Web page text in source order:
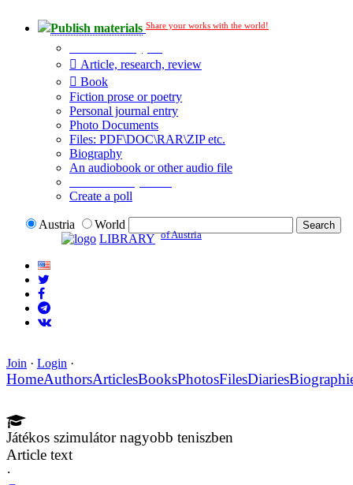
Publish materials Share your works with the world!
Article, research, review
Book
Fiction prose or poetry
Personal journal entry
Photo Documents
Files: PDF\DOC\RAR\ZIP etc.
Biography
An audiobook or other audio file
Create a poll
Austria
World
LIBRARY of Austria
Join · Login ·
HomeAuthorsArticlesBooksPhotosFilesDiaries
Játékos szimulátor nagyobb teniszben
Article text
·